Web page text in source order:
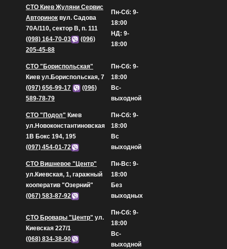
СТО Киев Жуляни Сервис
Авторинок вул. Садова
70А/110, сектор В, п. 111
(098) 164-70-03
(096)
205-45-88
Пн-Сб: 9-
18:00
НД: 9-
18:00
СТО "Бориспольская"
Киев ул.Бориспольская, 7
(097) 656-99-17
(096)
589-78-79
Пн-Сб: 9-
18:00
Вс-
выходной
СТО "Подол" Киев
ул.Новоконстантиновская
1В Бокс 194, 195
(097) 454-01-72
Пн-Сб: 9-
18:00
Вс
выходной
СТО Вишневое "Центр"
ул.Киевская, 1, гаражный
кооператив "Озерний"
(067) 583-87-92
Пн-Вс: 9-
18:00
Без
выходных
СТО Бровары "Центр" ул.
Киевская 227/1
(068) 834-38-90
Пн-Сб: 9-
18:00
Вс-
выходной